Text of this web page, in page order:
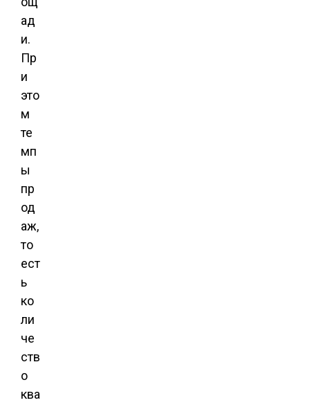
ад
и.
Пр
и
это
м
те
мп
ы
пр
од
аж,
то
ест
ь
ко
ли
че
ств
о
ква